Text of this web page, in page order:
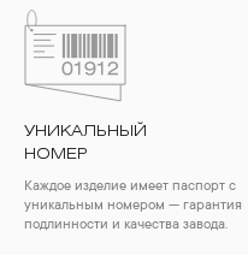
УНИКАЛЬНЫЙ
НОМЕР
Каждое изделие имеет паспорт с
уникальным номером — гарантия
подлинности и качества завода.